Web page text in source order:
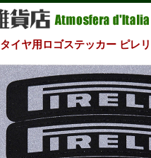
タイヤ用ロゴステッカー ピレ